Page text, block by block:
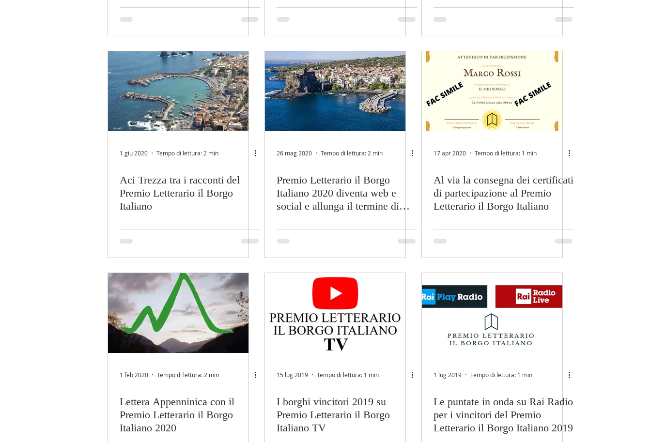
1 giu 2020 Tempo di lettura: 2 min
Aci Trezza tra i racconti del
Premio Letterario il Borgo
Italiano
26 mag 2020 Tempo di lettura: 2 min
Premio Letterario il Borgo
Italiano 2020 diventa web e
social e allunga il termine di
17 apr 2020 Tempo di lettura: 1 min
Al via la consegna dei certificati
di partecipazione al Premio
Letterario il Borgo Italiano
1 feb 2020 Tempo di lettura: 2 min
Lettera Appenninica con il
Premio Letterario il Borgo
Italiano 2020
15 lug 2019 Tempo di lettura: 1 min
I borghi vincitori 2019 su
Premio Letterario il Borgo
Italiano TV
1 lug 2019 Tempo di lettura: 1 min
Le puntate in onda su Rai Radio
per i vincitori del Premio
Letterario il Borgo Italiano 2019